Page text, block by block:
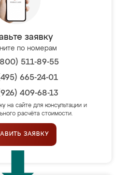
заявку
по номерам
511-89-55
665-24-01
409-68-13
на сайте для консультации и
расчёта стоимости.
ЗАЯВКУ